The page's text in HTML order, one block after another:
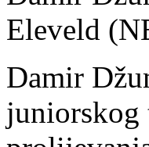
Eleveld
Damir
juniorskog